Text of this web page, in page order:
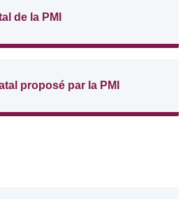
de la PMI
proposé par la PMI